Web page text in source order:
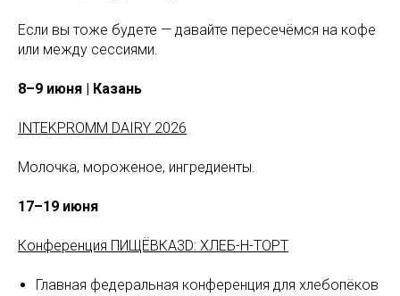
Если вы тоже будете — давайте пересечёмся на кофе
или между сессиями.
8–9 июня | Казань
INTEKPROMM DAIRY 2026
Молочка, мороженое, ингредиенты.
17–19 июня
Конференция ПИЩЁВКА3D: ХЛЕБ-Н-ТОРТ
Главная федеральная конференция для хлебопёков